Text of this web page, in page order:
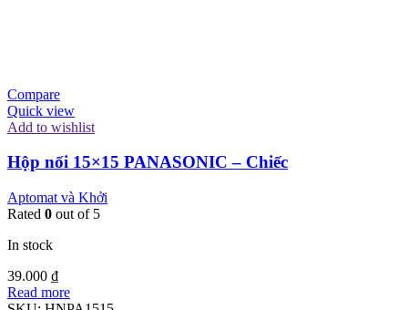
Compare
Quick view
Add to wishlist
Hộp nối 15×15 PANASONIC – Chiếc
Aptomat và Khởi
Rated 0 out of 5
In stock
39.000 ₫
Read more